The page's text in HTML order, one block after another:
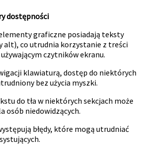
dostępności
graficzne posiadają teksty
co utrudnia korzystanie z treści
czytników ekranu.
klawiaturą, dostęp do niektórych
bez użycia myszki.
do tła w niektórych sekcjach może
osób niedowidzących.
błędy, które mogą utrudniać